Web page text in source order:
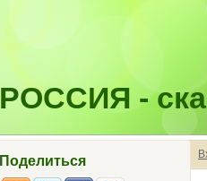
РОССИЯ -
Поделиться